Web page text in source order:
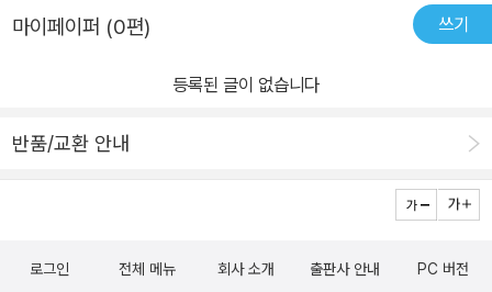
해하고 판단하기란 쉽지 않다. ‘경찰의 폭행을 이기지 못해 허위 자백
서 억울하면 왜 상고하지 않았을까?’ ‘3심 제도와 국선변호인 제도가
루되었다면 끝까지 결백을 호소해야 하지 않았을까?’ 이는 재심 사건
이들과 같은 상황에 처해 본 적 없는 사람들이 가장 먼저 떠올리는 의
치사 사건의 세 주인공, 익산 약촌오거리 택시 기사 살인 사건의 최성
마이페이퍼 (0편) 쓰기
등록된 글이 없습니다
반품/교환 안내
로그인 전체 메뉴 회사 소개 출판사 안내 PC 버전